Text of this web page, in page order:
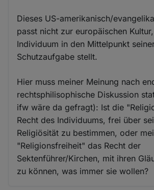
Dieses US-amerikanisch/
passt nicht zur europäischen
Individuum in den Mittelpunkt
Schutzaufgabe stellt.
Hier muss meiner Meinung nach
rechtsphilisophische Diskussion
ifw wäre da gefragt): Ist die
Recht des Individuums, frei über
Religiösität zu bestimmen, oder
"Religionsfreiheit" das Recht der
Sektenführer/Kirchen, mit ihren
zu können, was immer sie wollen?